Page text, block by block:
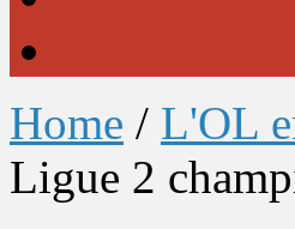
Home / L'OL
Ligue 2